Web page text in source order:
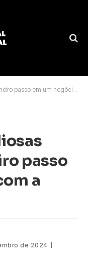
em um negócio com a família!
passo
a
de 2024